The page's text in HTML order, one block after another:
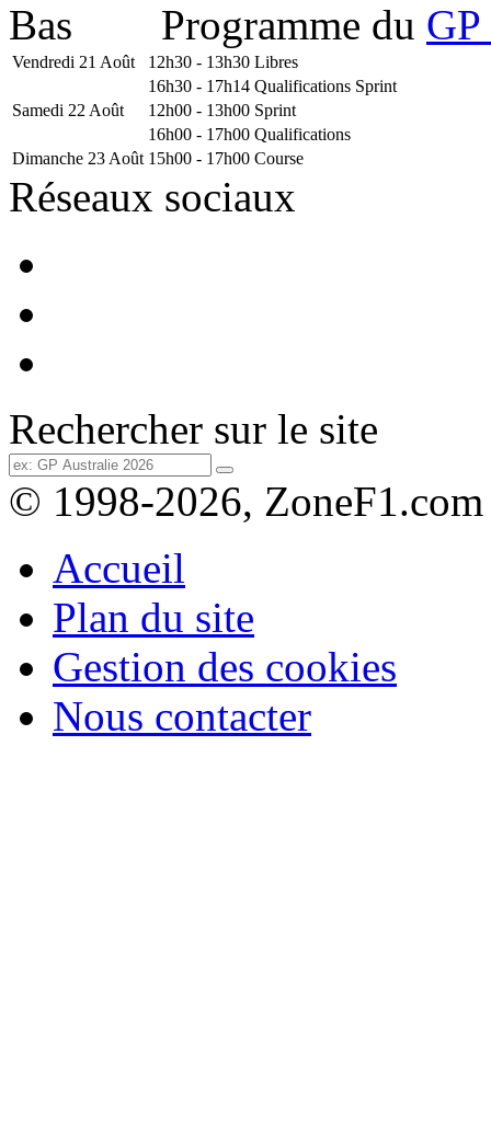
Programme du
Vendredi 21 Août 12h30 - 13h30 Libres
16h30 - 17h14 Qualifications Sprint
Samedi 22 Août
12h00 - 13h00 Sprint
16h00 - 17h00 Qualifications
Dimanche 23 Août 15h00 - 17h00 Course
Réseaux sociaux
Rechercher sur le site
© 1998-2026, ZoneF1.com
Accueil
Plan du site
Gestion des cookies
Nous contacter